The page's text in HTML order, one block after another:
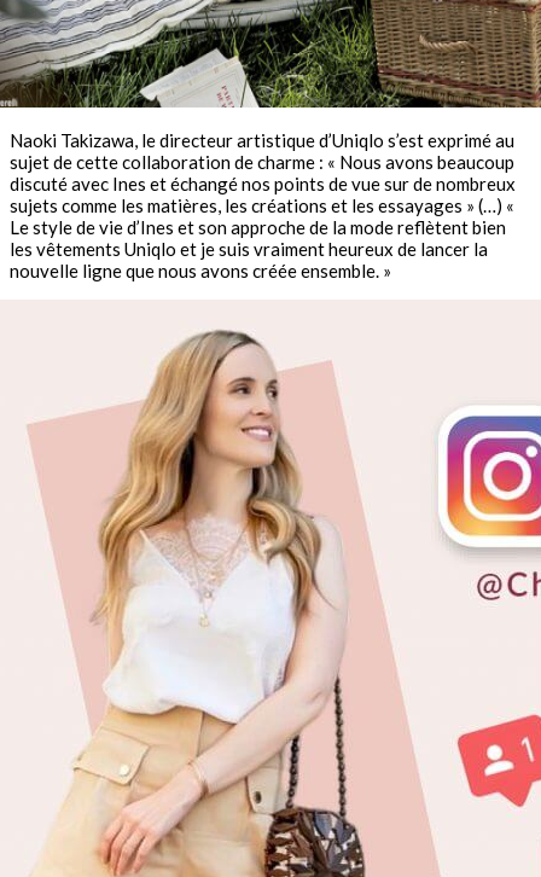
Naoki Takizawa, le directeur artistique d’Uniqlo s’est exprimé au
sujet de cette collaboration de charme : « Nous avons beaucoup
discuté avec Ines et échangé nos points de vue sur de nombreux
sujets comme les matières, les créations et les essayages » (…) «
Le style de vie d’Ines et son approche de la mode reflètent bien
les vêtements Uniqlo et je suis vraiment heureux de lancer la
nouvelle ligne que nous avons créée ensemble. »